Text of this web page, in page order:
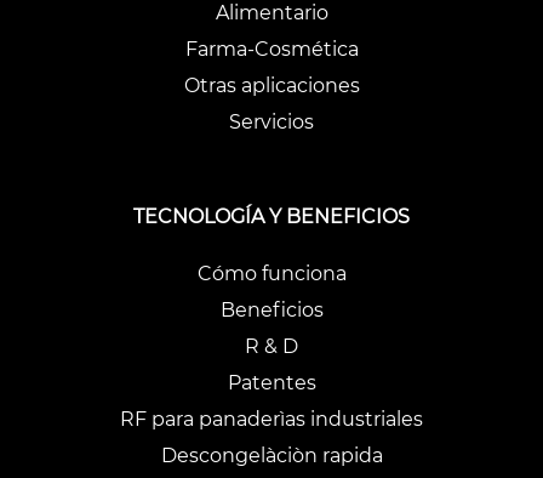
Alimentario
Farma-Cosmética
Otras aplicaciones
Servicios
TECNOLOGÍA Y BENEFICIOS
Cómo funciona
Beneficios
R & D
Patentes
RF para panaderìas industriales
Descongelàciòn rapida